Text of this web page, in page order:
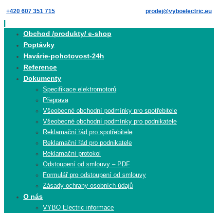
Skip
to
content
+420 607 351 715 prodej@vyboelectric.eu
Obchod /produkty/ e-shop
Poptávky
Havárie-pohotovost-24h
Reference
Dokumenty
Specifikace elektromotorů
Přeprava
Všeobecné obchodní podmínky pro spotřebitele
Všeobecné obchodní podmínky pro podnikatele
Reklamační řád pro spotřebitele
Reklamační řád pro podnikatele
Reklamační protokol
Odstoupení od smlouvy – PDF
Formulář pro odstoupení od smlouvy
Zásady ochrany osobních údajů
O nás
VYBO Electric informace